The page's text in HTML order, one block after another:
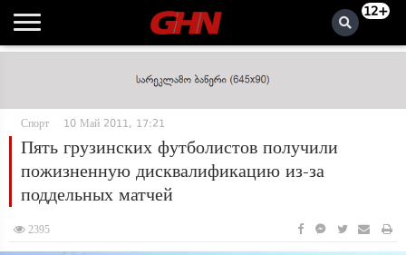
12+
Спорт 10 Май 2011, 17:21
Пять грузинских футболистов получили
пожизненную дисквалификацию из-за
поддельных матчей
2395